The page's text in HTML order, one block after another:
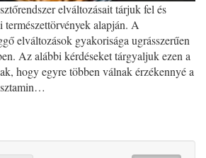
elváltozásait tárjuk fel és
alapján. A
elváltozások gyakorisága ugrásszerűen
Az alábbi kérdéseket tárgyaljuk ezen a
hogy egyre többen válnak érzékennyé a